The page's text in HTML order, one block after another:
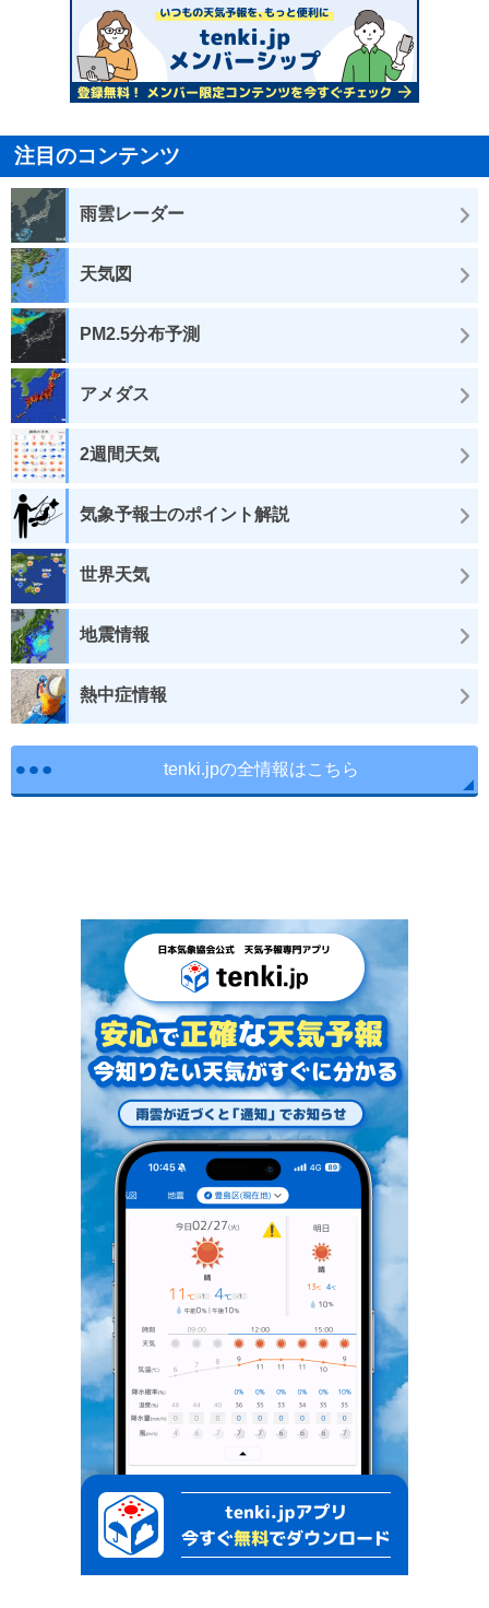
注目のコンテンツ
雨雲レーダー
天気図
PM2.5分布予測
アメダス
2週間天気
気象予報士のポイント解説
世界天気
地震情報
熱中症情報
tenki.jpの全情報はこちら